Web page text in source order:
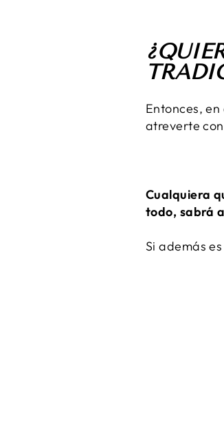
Entonces, en
atreverte
Cualquiera
todo, sabrá
Si además